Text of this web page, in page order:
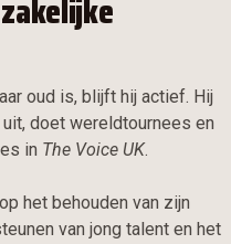
oud is, blijft hij actief. Hij
doet wereldtournees en
in The Voice UK.
het behouden van zijn
van jong talent en het